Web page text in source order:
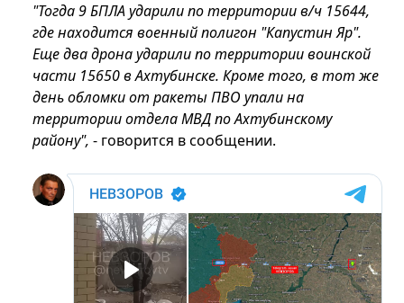
"Тогда 9 БПЛА ударили по территории в/ч 15644,
где находится военный полигон "Капустин Яр".
Еще два дрона ударили по территории воинской
части 15650 в Ахтубинске. Кроме того, в тот же
день обломки от ракеты ПВО упали на
территории отдела МВД по Ахтубинскому
району", - говорится в сообщении.